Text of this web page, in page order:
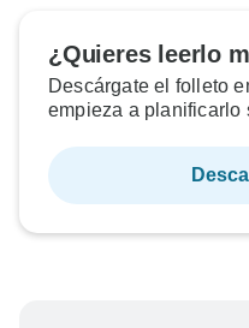
¿Quieres leerlo
Descárgate el folleto
empieza a planificarlo